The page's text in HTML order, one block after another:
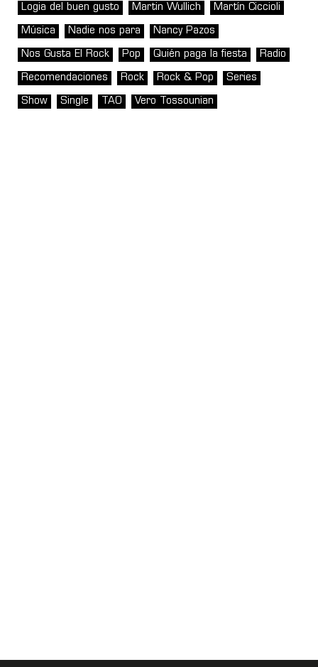
Logia del buen gusto Martin Wullich Martín Ciccioli
Música Nadie nos para Nancy Pazos
Nos Gusta El Rock Pop Quién paga la fiesta Radio
Recomendaciones Rock Rock & Pop Series
Show Single TAO Vero Tossounian